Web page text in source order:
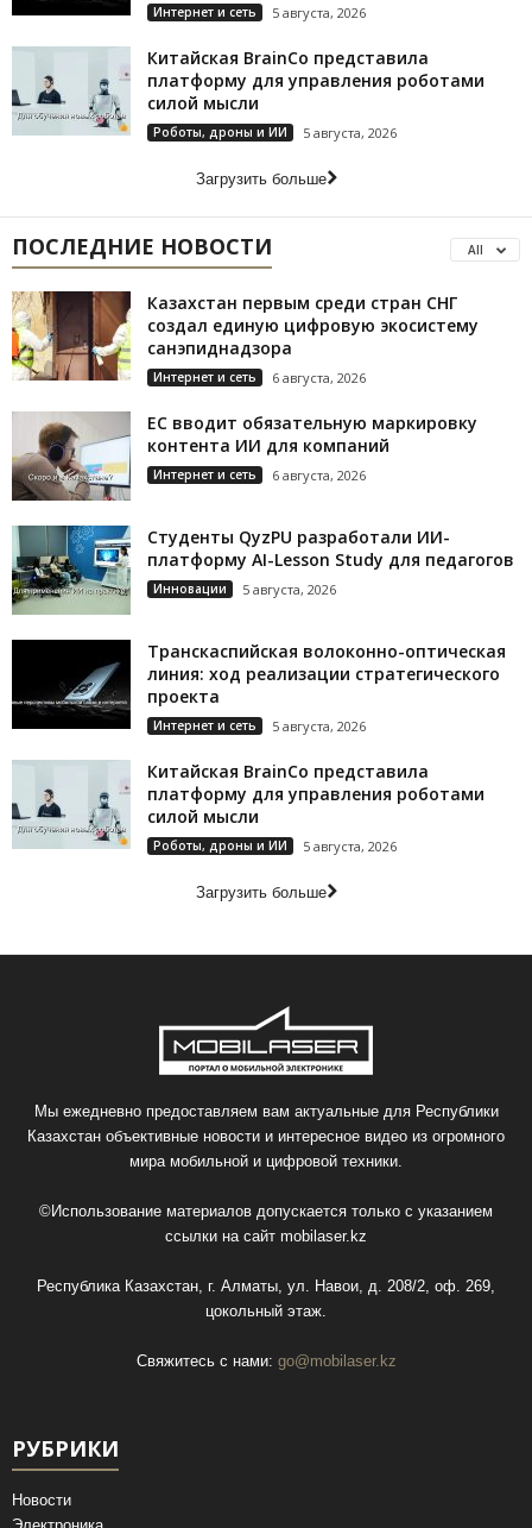
Интернет и сеть 5 августа, 2026
Китайская BrainCo представила
платформу для управления роботами
силой мысли
Роботы, дроны и ИИ 5 августа, 2026
Загрузить больше
ПОСЛЕДНИЕ НОВОСТИ All
Казахстан первым среди стран СНГ
создал единую цифровую экосистему
санэпиднадзора
Интернет и сеть 6 августа, 2026
ЕС вводит обязательную маркировку
контента ИИ для компаний
Интернет и сеть 6 августа, 2026
Студенты QyzPU разработали ИИ-
платформу AI-Lesson Study для педагогов
Инновации 5 августа, 2026
Транскаспийская волоконно-оптическая
линия: ход реализации стратегического
проекта
Интернет и сеть 5 августа, 2026
Китайская BrainCo представила
платформу для управления роботами
силой мысли
Роботы, дроны и ИИ 5 августа, 2026
Загрузить больше
Мы ежедневно предоставляем вам актуальные для Республики
Казахстан объективные новости и интересное видео из огромного
мира мобильной и цифровой техники.
©Использование материалов допускается только с указанием
ссылки на сайт mobilaser.kz
Республика Казахстан, г. Алматы, ул. Навои, д. 208/2, оф. 269,
цокольный этаж.
Свяжитесь с нами: go@mobilaser.kz
РУБРИКИ
Новости